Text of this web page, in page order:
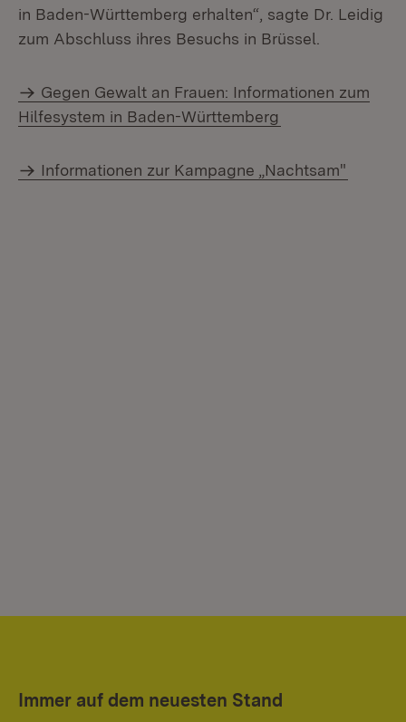
in Baden-Württemberg erhalten“, sagte Dr. Leidig
zum Abschluss ihres Besuchs in Brüssel.
Gegen Gewalt an Frauen: Informationen zum
Hilfesystem in Baden-Württemberg
Informationen zur Kampagne „Nachtsam"
Immer auf dem neuesten Stand